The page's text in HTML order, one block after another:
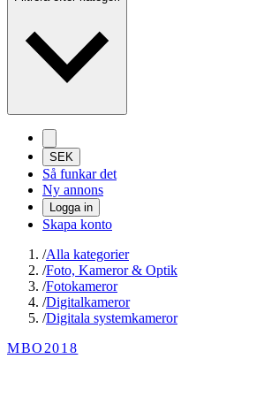
SEK
Så funkar det
Ny annons
Logga in
Skapa konto
/Alla kategorier
/Foto, Kameror & Optik
/Fotokameror
/Digitalkameror
/Digitala systemkameror
MBO2018